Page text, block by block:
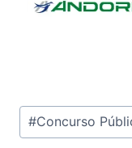
Tags
do
#Concurso